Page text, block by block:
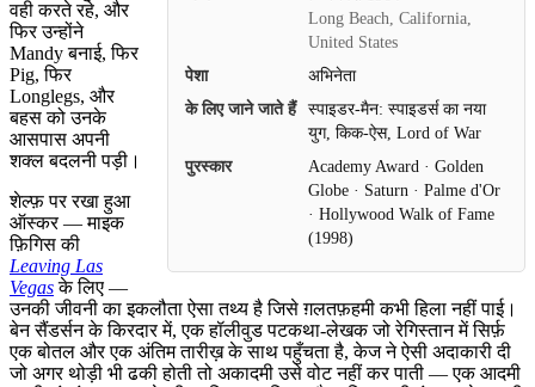
Long Beach, California,
United States
पेशा
अभिनेता
के लिए जाने जाते हैं
स्पाइडर-मैन: स्पाइडर्स का नया
युग, किक-ऐस, Lord of War
पुरस्कार
Academy Award · Golden
Globe · Saturn · Palme d'Or
· Hollywood Walk of Fame
(1998)
वही करते रहे, और
फिर उन्होंने
Mandy बनाई, फिर
Pig, फिर
Longlegs, और
बहस को उनके
आसपास अपनी
शक्ल बदलनी पड़ी।
शेल्फ़ पर रखा हुआ
ऑस्कर — माइक
फ़िगिस की
Leaving Las
Vegasके लिए —
उनकी जीवनी का इकलौता ऐसा तथ्य है जिसे ग़लतफ़हमी कभी हिला नहीं पाई।
बेन सैंडर्सन के किरदार में, एक हॉलीवुड पटकथा-लेखक जो रेगिस्तान में सिर्फ़
एक बोतल और एक अंतिम तारीख़ के साथ पहुँचता है, केज ने ऐसी अदाकारी दी
जो अगर थोड़ी भी ढकी होती तो अकादमी उसे वोट नहीं कर पाती — एक आदमी